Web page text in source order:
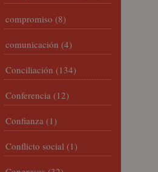
compromiso (8)
comunicación (4)
Conciliación (134)
Conferencia (12)
Confianza (1)
Conflicto social (1)